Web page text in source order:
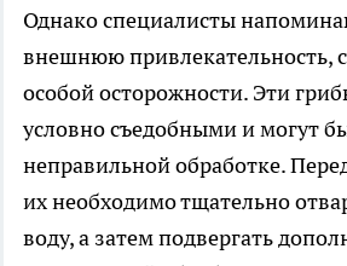
Однако специалисты
внешнюю привлекательность,
особой осторожности. Эти
условно съедобными и могут
неправильной обработке.
их необходимо тщательно
воду, а затем подвергать